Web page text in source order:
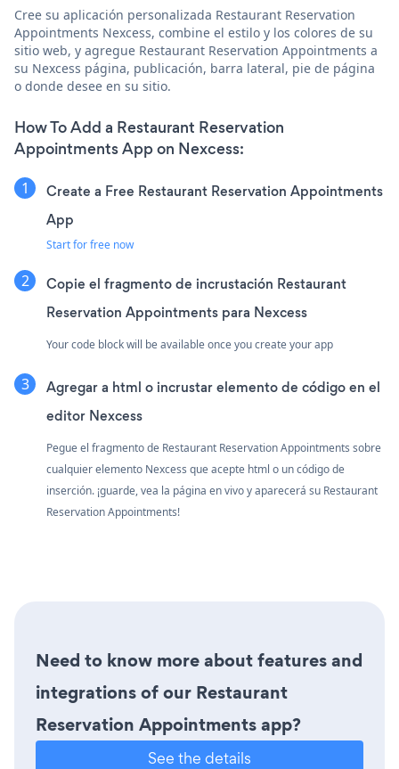
Cree su aplicación personalizada Restaurant Reservation
Appointments Nexcess, combine el estilo y los colores de su
sitio web, y agregue Restaurant Reservation Appointments a
su Nexcess página, publicación, barra lateral, pie de página
o donde desee en su sitio.
How To Add a Restaurant Reservation
Appointments App on Nexcess:
Create a Free Restaurant Reservation Appointments
App
Start for free now
Copie el fragmento de incrustación Restaurant
Reservation Appointments para Nexcess
Your code block will be available once you create your app
Agregar a html o incrustar elemento de código en el
editor Nexcess
Pegue el fragmento de Restaurant Reservation Appointments sobre
cualquier elemento Nexcess que acepte html o un código de
inserción. ¡guarde, vea la página en vivo y aparecerá su Restaurant
Reservation Appointments!
Need to know more about features and
integrations of our Restaurant
Reservation Appointments app?
See the details